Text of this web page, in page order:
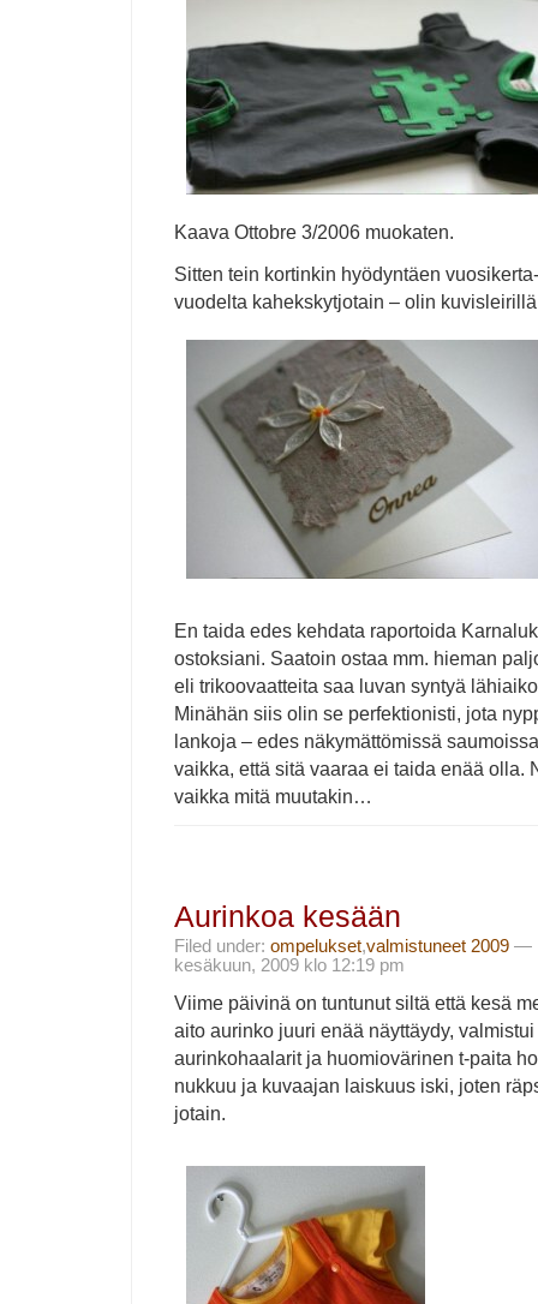
Kaava Ottobre 3/2006 muokaten.
Sitten tein kortinkin hyödyntäen
vuodelta kahekskytjotain – olin
En taida edes kehdata raportoida
ostoksiani. Saatoin ostaa mm. hieman
eli trikoovaatteita saa luvan syntyä
Minähän siis olin se perfektionisti, jota
lankoja – edes näkymättömissä
vaikka, että sitä vaaraa ei taida enää olla.
vaikka mitä muutakin…
Aurinkoa kesään
Filed under: ompelukset,valmistuneet 2009 —
kesäkuun, 2009 klo 12:19 pm
Viime päivinä on tuntunut siltä että kesä
aito aurinko juuri enää näyttäydy,
aurinkohaalarit ja huomiovärinen t-paita
nukkuu ja kuvaajan laiskuus iski, joten
jotain.